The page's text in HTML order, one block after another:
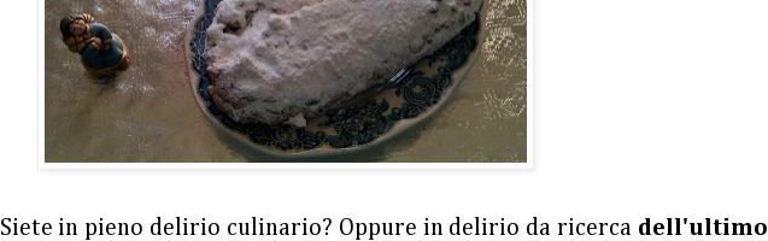
Siete in pieno delirio culinario? Oppure in delirio da ricerca dell'ultimo